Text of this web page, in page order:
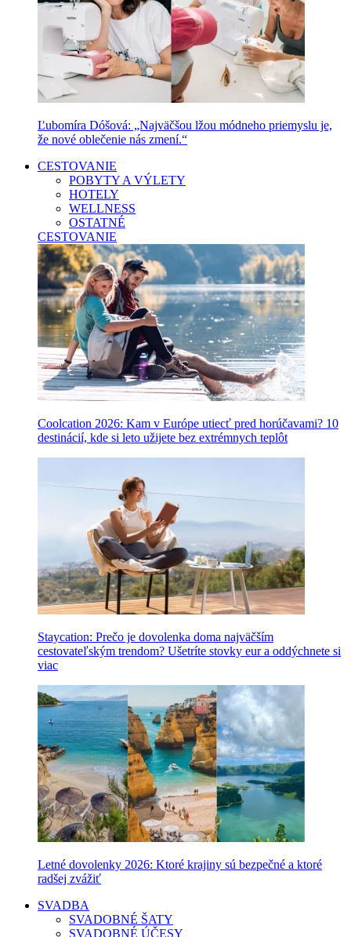
Ľubomíra Dóšová: „Najväčšou lžou módneho priemyslu je,
že nové oblečenie nás zmení.“
CESTOVANIE
POBYTY A VÝLETY
HOTELY
WELLNESS
OSTATNÉ
CESTOVANIE
Coolcation 2026: Kam v Európe utiecť pred horúčavami? 10
destinácií, kde si leto užijete bez extrémnych teplôt
Staycation: Prečo je dovolenka doma najväčším
cestovateľským trendom? Ušetríte stovky eur a oddýchnete si
viac
Letné dovolenky 2026: Ktoré krajiny sú bezpečné a ktoré
radšej zvážiť
SVADBA
SVADOBNÉ ŠATY
SVADOBNÉ ÚČESY